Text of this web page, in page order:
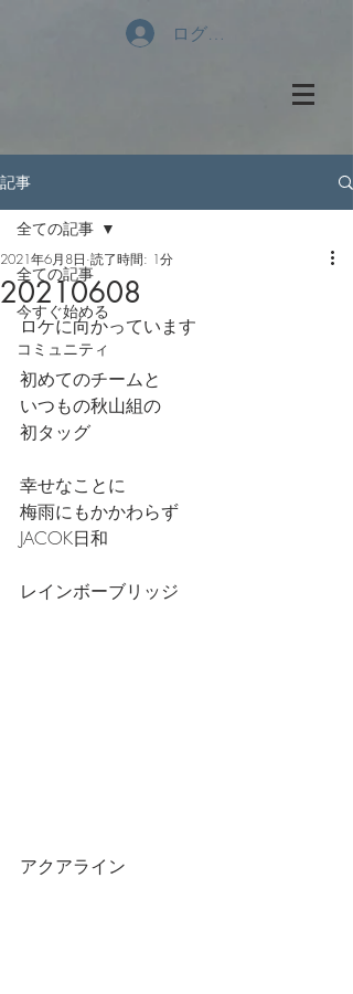
ログイン
記事
全ての記事
今すぐ始める
コミュニティ
全ての記事
20210608
2021年6月8日 読了時間: 1分
ロケに向かっています
初めてのチームと
いつもの秋山組の
初タッグ
幸せなことに
梅雨にもかかわらず
JACOK日和
レインボーブリッジ
アクアライン